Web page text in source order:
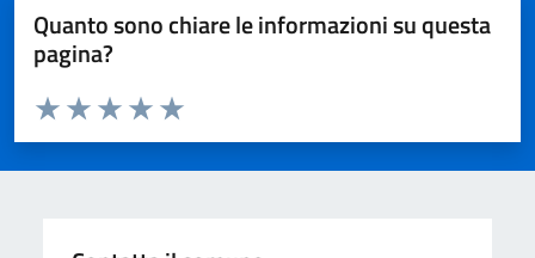
Quanto sono chiare le informazioni su questa
pagina?
Domanda
Valuta da 1 a 5 stelle la pagina
Valuta 5 stelle su 5
Valuta 4 stelle su 5
Valuta 3 stelle su 5
Valuta 2 stelle su 5
Valuta 1 stelle su 5